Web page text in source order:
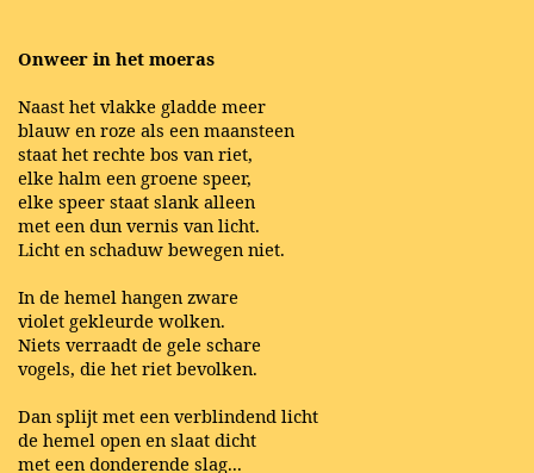
Onweer in het moeras
Naast het vlakke gladde meer
blauw en roze als een maansteen
staat het rechte bos van riet,
elke halm een groene speer,
elke speer staat slank alleen
met een dun vernis van licht.
Licht en schaduw bewegen niet.
In de hemel hangen zware
violet gekleurde wolken.
Niets verraadt de gele schare
vogels, die het riet bevolken.
Dan splijt met een verblindend licht
de hemel open en slaat dicht
met een donderende slag...